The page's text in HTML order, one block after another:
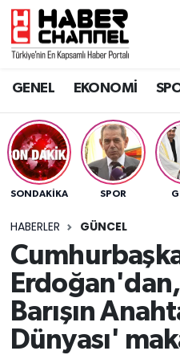
GENEL EKONOMİ
SONDAKIKA SPOR
HABERLER GÜNCEL
Barışın
Dünyası'
GENEL
SPOR
SAĞLIK
EĞİTİM
SİYASET
MAGAZİN
Nöbetçi Eczaneler
Trafik Durumu
Süper Lig Puan
Tüm Manşetler
Son Dakika
Haber Arşivi